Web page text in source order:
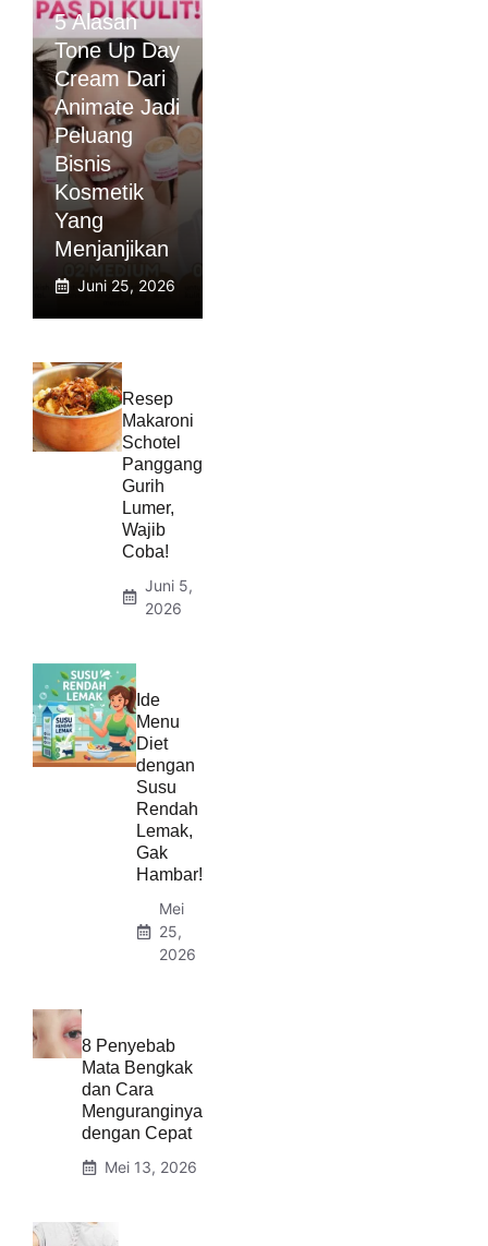
5 Alasan
Tone Up Day
Cream Dari
Animate Jadi
Peluang
Bisnis
Kosmetik
Yang
Menjanjikan
Juni 25, 2026
Resep
Makaroni
Schotel
Panggang
Gurih
Lumer,
Wajib
Coba!
Juni 5,
2026
Ide
Menu
Diet
dengan
Susu
Rendah
Lemak,
Gak
Hambar!
Mei
25,
2026
8 Penyebab
Mata Bengkak
dan Cara
Menguranginya
dengan Cepat
Mei 13, 2026